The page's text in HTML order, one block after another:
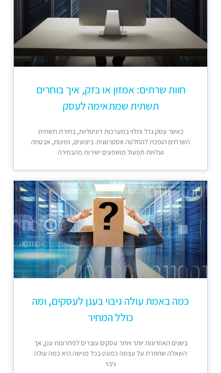
חוות שרתים: אמזון או בזק, איך בוחרים
תשתית שמתאימה לעסק
כאשר עסק גדל ותלוי במערכות דיגיטליות, בחירת תשתית
השרתים הופכת להחלטה אסטרטגית. ביצועים, זמינות, אבטחה
ועלויות תפעול מושפעים ישירות מהבחירה
כמה באמת עולה גיבוי בענן לעסקים, ומה
כולל המחיר
בשנים האחרונות יותר ויותר עסקים עוברים לפתרונות ענן, אך
השאלה שחוזרת על עצמה כמעט בכל פגישה היא כמה עולה
גיבוי